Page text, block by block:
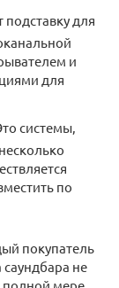
для
и
для
системы,
по
покупатель
не